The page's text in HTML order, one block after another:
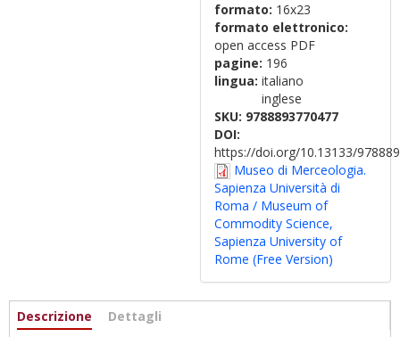
formato: 16x23
formato elettronico:
open access PDF
pagine: 196
lingua: italiano
inglese
SKU: 9788893770477
DOI:
https://doi.org/10.13133/
Museo di Merceologia.
Sapienza Università di
Roma / Museum of
Commodity Science,
Sapienza University of
Rome (Free Version)
Informazioni
Descrizione (active
Dettagli